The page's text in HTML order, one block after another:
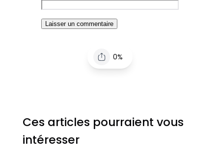
0%
Ces articles pourraient vous
intéresser